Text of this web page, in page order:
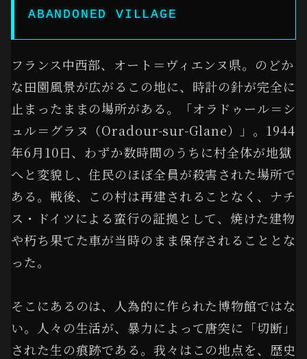
ABANDONED VILLAGE
フランス中西部、オート＝ヴィエンヌ県。のどか
な田園風景が広がるこの地に、時計の針が完全に
止まったままの場所がある。
「オラドゥール＝シ
ュル＝グラヌ（Oradour-sur-Glane）」 。1944
年6月10日、わずか数時間のうちに村全体が地獄
へと変貌し、住民のほぼ全員が殺害された場所で
ある。戦後、この村は再建されることなく、ナチ
ス・ドイツによる蛮行の証拠として、焼けた建物
や朽ち果てた車が当時のまま保存されることとな
った。
そこにあるのは、人為的に作られた博物館ではな
い。人々の生活が、暴力によって唐突に「切断」
された生の痕跡である。我々はこの地点を、歴史